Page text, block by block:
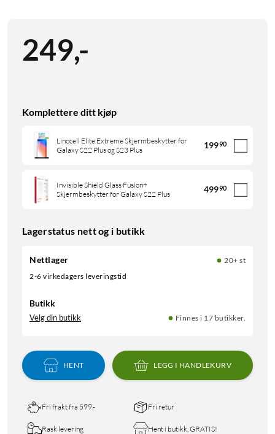
249,-
Komplettere ditt kjøp
Linocell Elite Extreme Skjermbeskytter for
Galaxy S22 Plus og S23 Plus
19990
Invisible Shield Glass Fusion+
Skjermbeskytter for Galaxy S22 Plus
49990
Lagerstatus nett og i butikk
Nettlager
20+ st
2-6 virkedagers leveringstid
Butikk
Velg din butikk Finnes i 17 butikker.
HENT LEGG I HANDLEKURV
Fri frakt fra 599,- Fri retur
Rask levering Hent i butikk, GRATIS!